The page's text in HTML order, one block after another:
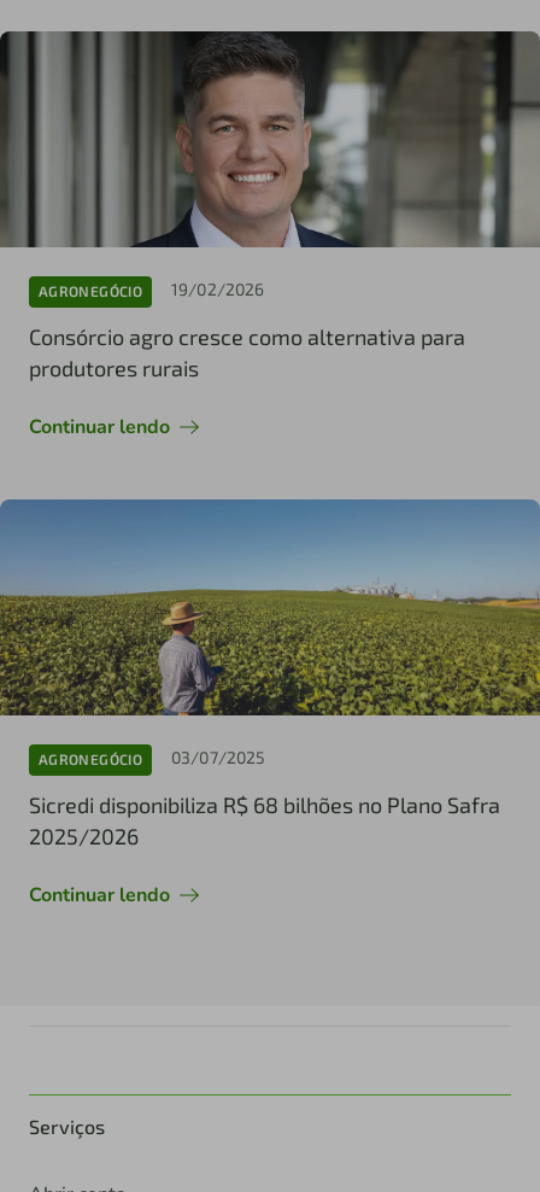
AGRONEGÓCIO 19/02/2026
Consórcio agro cresce como alternativa para
produtores rurais
Continuar lendo
AGRONEGÓCIO 03/07/2025
Sicredi disponibiliza R$ 68 bilhões no Plano Safra
2025/2026
Continuar lendo
Serviços